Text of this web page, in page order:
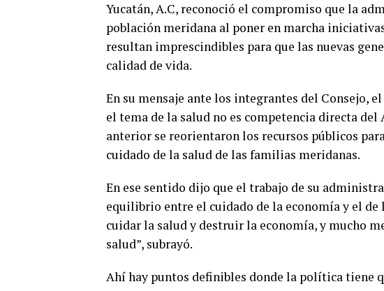
Yucatán, A.C, reconoció el compromiso que la
población meridana al poner en marcha
resultan imprescindibles para que las nuevas
calidad de vida.
En su mensaje ante los integrantes del Consejo,
el tema de la salud no es competencia directa
anterior se reorientaron los recursos públicos
cuidado de la salud de las familias meridanas.
En ese sentido dijo que el trabajo de su
equilibrio entre el cuidado de la economía y el de
cuidar la salud y destruir la economía, y mucho
salud”, subrayó.
Ahí hay puntos definibles donde la política tiene